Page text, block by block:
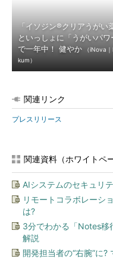
「イソジン®クリアうがい
といっしょに「うがいパワ
で一年中！ 健やか
（iNova
kum）
関連リンク
プレスリリース
関連資料（ホワイトペ
AIシステムのセキュリ
リモートコラボレーシ
は?
3分でわかる「Notes移
解説
開発担当者の“右腕”に